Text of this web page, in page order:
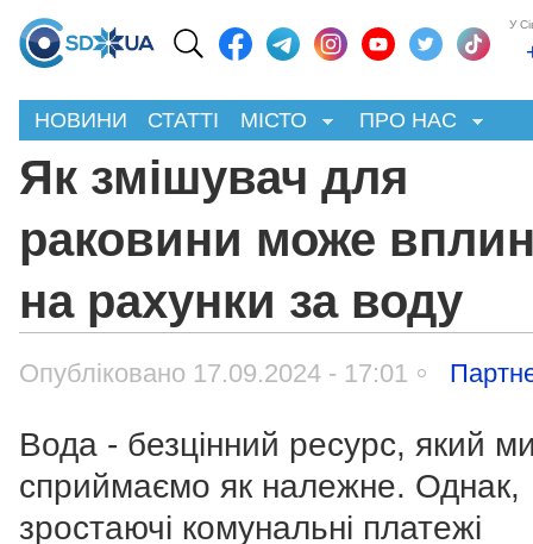
У
НОВИНИ СТАТТІ МІСТО ПРО НАС
Як змішувач для
раковини може
на рахунки за воду
Опубліковано 17.09.2024 - 17:01
Вода - безцінний ресурс, який
сприймаємо як належне. Однак,
зростаючі комунальні платежі